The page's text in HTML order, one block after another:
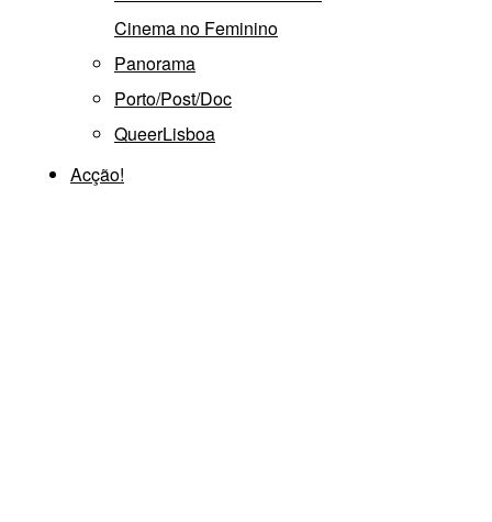
Cinema no Feminino
Panorama
Porto/Post/Doc
QueerLisboa
Acção!